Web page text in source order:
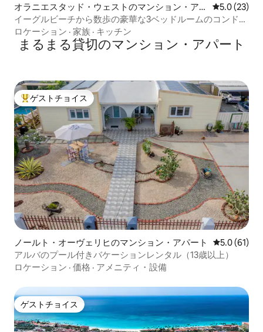
オラニエスタッド・ウェストのマンション・アパ
ート
レビュー23
5.0 (23)
イーグルビーチから数歩の豪華な3ベッドルームのコンドミ
ニアム | OCondo
ロケーション · 家族 · キッチン
まるまる貸切のマンション・アパート
大好評のゲストチョイスです。
ゲストチョイス
ノールト・オーヴェリヒのマンション・アパート レビュー61
5.0 (61)
アルバのプール付きバケーションレンタル（13歳以上）
ロケーション · 価格 · アメニティ・設備
ゲストチョイス
ゲストチョイス